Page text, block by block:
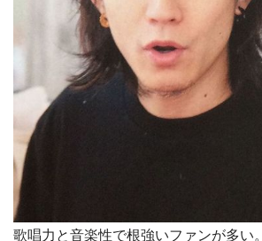
歌唱力と音楽性で根強いファンが多い。